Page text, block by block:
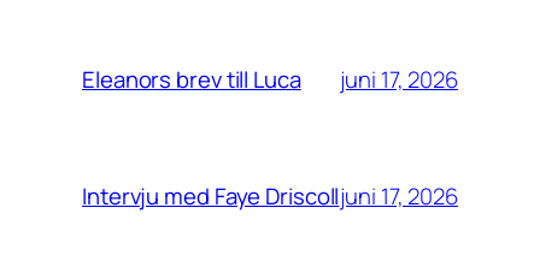
Eleanors brev till Luca juni 17, 2026
Intervju med Faye Driscolljuni 17, 2026